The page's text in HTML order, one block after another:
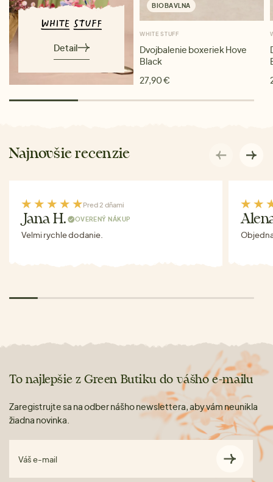
Detail
BIOBAVLNA
WHITE STUFF
Dvojbalenie boxeriek Hove
Black
27,90 €
Najnovšie recenzie
Pred 2 dňami
Jana H. OVERENÝ NÁKUP
Velmi rychle dodanie.
To najlepšie z Green Butiku do vášho e-mailu
Zaregistrujte sa na odber nášho newslettera, aby vám neunikla
žiadna novinka.
Váš e-mail